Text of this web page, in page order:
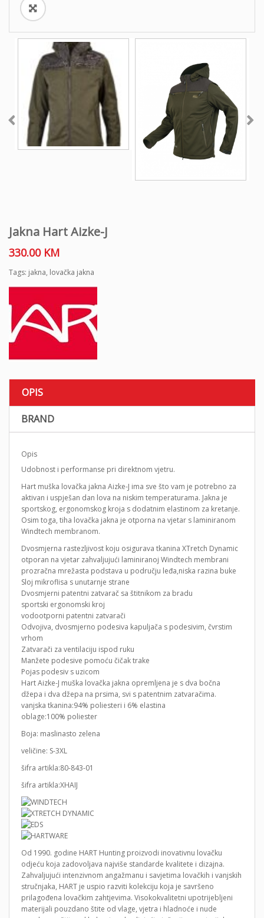
Jakna Hart Aizke-J
330.00 KM
Tags: jakna, lovačka jakna
OPIS
BRAND
Opis
Udobnost i performanse pri direktnom vjetru.
Hart muška lovačka jakna Aizke-J ima sve što vam je potrebno za
aktivan i uspješan dan lova na niskim temperaturama. Jakna je
sportskog, ergonomskog kroja s dodatnim elastinom za kretanje.
Osim toga, tiha lovačka jakna je otporna na vjetar s laminiranom
Windtech membranom.
Dvosmjerna rastezljivost koju osigurava tkanina XTretch Dynamic
otporan na vjetar zahvaljujući laminiranoj Windtech membrani
prozračna mrežasta podstava u području leđa,niska razina buke
Sloj mikroflisa s unutarnje strane
Dvosmjerni patentni zatvarač sa štitnikom za bradu
sportski ergonomski kroj
vodootporni patentni zatvarači
Odvojiva, dvosmjerno podesiva kapuljača s podesivim, čvrstim
vrhom
Zatvarači za ventilaciju ispod ruku
Manžete podesive pomoću čičak trake
Pojas podesiv s uzicom
Hart Aizke-J muška lovačka jakna opremljena je s dva bočna
džepa i dva džepa na prsima, svi s patentnim zatvaračima.
vanjska tkanina:94% poliesteri i 6% elastina
oblage:100% poliester
Boja: maslinasto zelena
veličine: S-3XL
šifra artikla:80-843-01
šifra artikla:XHAIJ
Od 1990. godine HART Hunting proizvodi inovativnu lovačku
odjeću koja zadovoljava najviše standarde kvalitete i dizajna.
Zahvaljujući intenzivnom angažmanu i savjetima lovačkih i vanjskih
stručnjaka, HART je uspio razviti kolekciju koja je savršeno
prilagođena lovačkim zahtjevima. Visokokvalitetni upotrijebljeni
materijali pouzdano štite od vlage, vjetra i hladnoće i nude